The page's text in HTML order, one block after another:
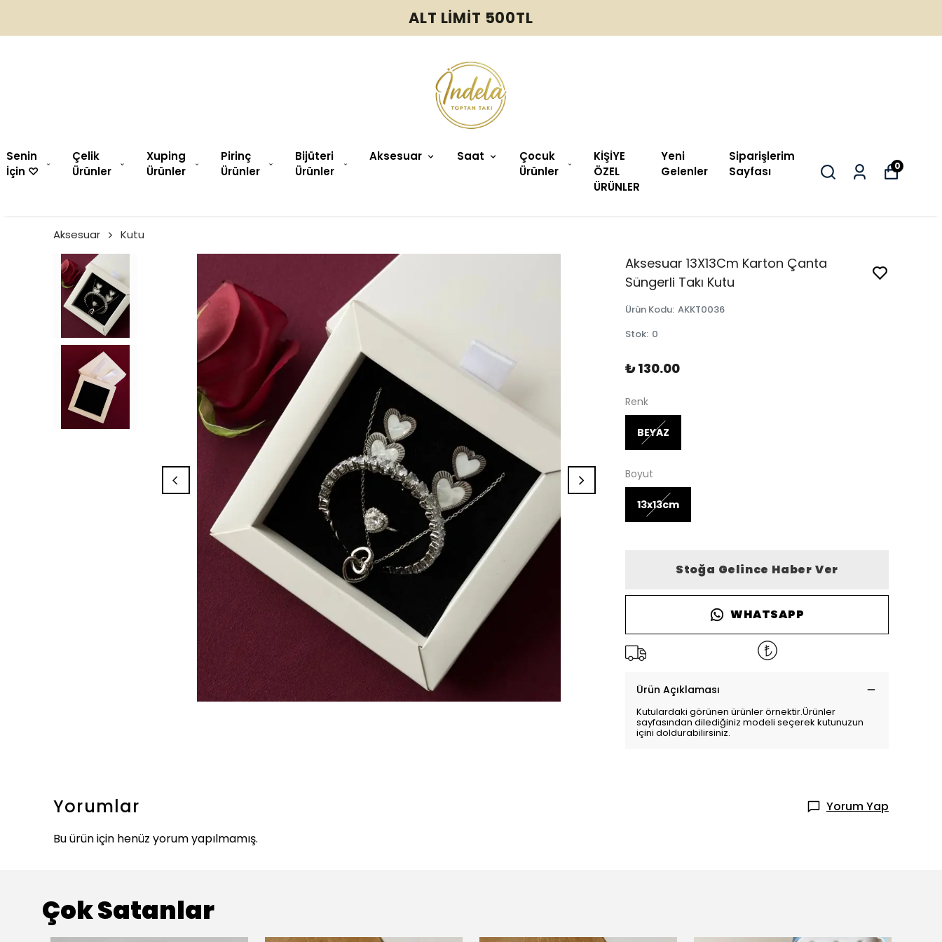
ALT LİMİT 500TL
Senin
İçin ♡︎
Çelik
Ürünler
Xuping
Ürünler
Pirinç
Ürünler
Bijüteri
Ürünler
Aksesuar Saat
Çocuk
Ürünler
KİŞİYE
ÖZEL
ÜRÜNLER
Yeni
Gelenler
Siparişlerim
Sayfası
0
Aksesuar Kutu
Aksesuar 13X13Cm Karton Çanta
Süngerli Takı Kutu
Ürün Kodu: AKKT0036
Stok: 0
₺ 130.00
Renk
BEYAZ
Boyut
13x13cm
Stoğa Gelince Haber Ver
WHATSAPP
Ürün Açıklaması
Kutulardaki görünen ürünler örnektir.Ürünler
sayfasından dilediğiniz modeli seçerek kutunuzun
içini doldurabilirsiniz.
Yorumlar
Yorum Yap
Bu ürün için henüz yorum yapılmamış.
Çok Satanlar